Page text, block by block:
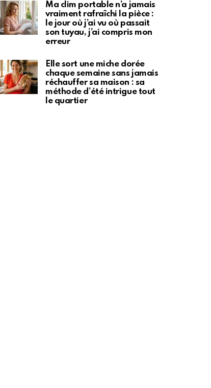
Ma clim portable n’a jamais
vraiment rafraîchi la pièce :
le jour où j’ai vu où passait
son tuyau, j’ai compris mon
erreur
Elle sort une miche dorée
chaque semaine sans jamais
réchauffer sa maison : sa
méthode d’été intrigue tout
le quartier